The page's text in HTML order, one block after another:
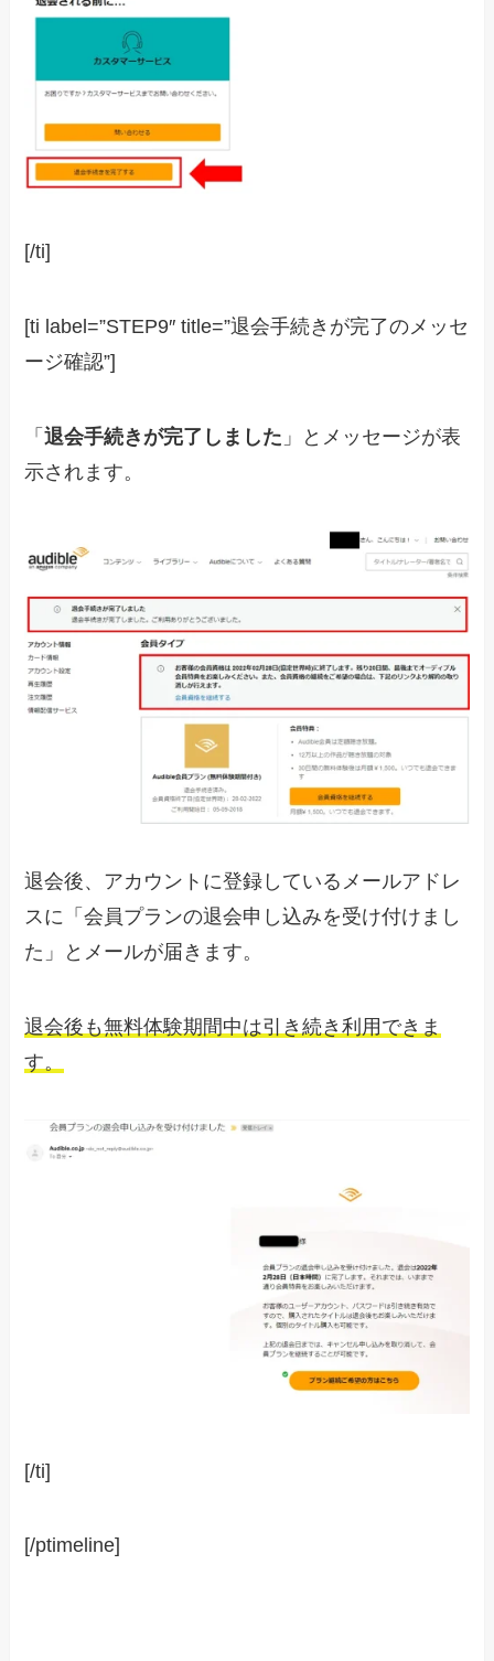
[/ti]
[ti label=”STEP9″ title=”退会手続きが完了のメッセ
ージ確認”]
「退会手続きが完了しました 」とメッセージが表
示されます。
退会後、アカウントに登録しているメールアドレ
スに「会員プランの退会申し込みを受け付けまし
た」とメールが届きます。
退会後も無料体験期間中は引き続き利用できま
す。
[/ti]
[/ptimeline]